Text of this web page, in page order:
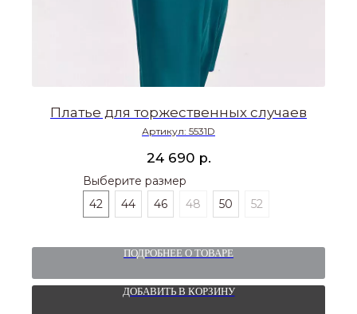
Платье для торжественных случаев
Артикул: 5531D
24 690 р.
Выберите размер
42
44 46 48 50 52
ПОДРОБНЕЕ О ТОВАРЕ
ДОБАВИТЬ В КОРЗИНУ